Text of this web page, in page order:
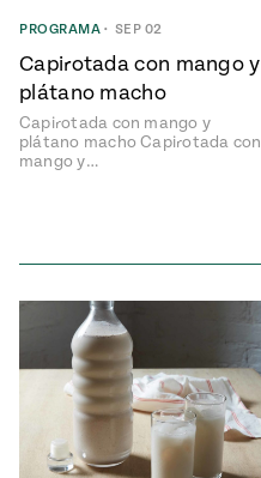
PROGRAMA • SEP 02
Capirotada con mango y
plátano macho
Capirotada con mango y
plátano macho Capirotada con
mango y…